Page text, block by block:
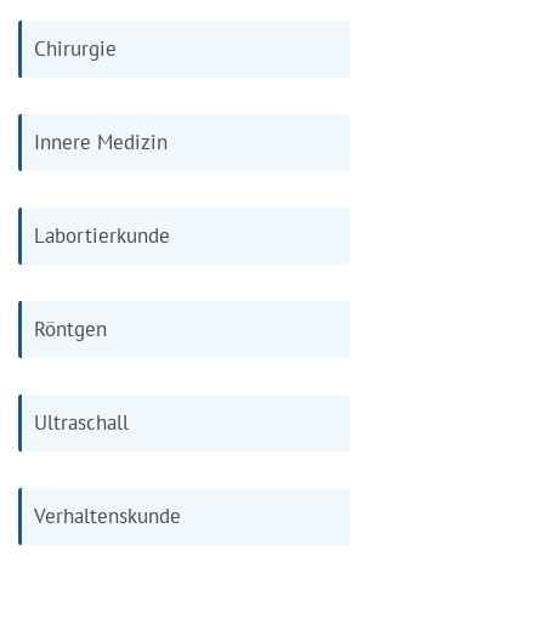
Chirurgie
Innere Medizin
Labortierkunde
Röntgen
Ultraschall
Verhaltenskunde